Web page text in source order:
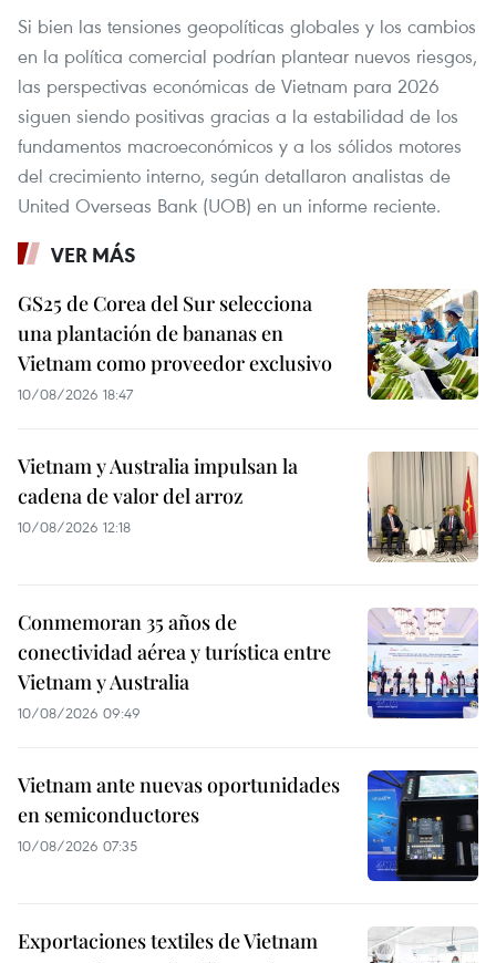
Si bien las tensiones geopolíticas globales y los cambios
en la política comercial podrían plantear nuevos riesgos,
las perspectivas económicas de Vietnam para 2026
siguen siendo positivas gracias a la estabilidad de los
fundamentos macroeconómicos y a los sólidos motores
del crecimiento interno, según detallaron analistas de
United Overseas Bank (UOB) en un informe reciente.
VER MÁS
GS25 de Corea del Sur selecciona
una plantación de bananas en
Vietnam como proveedor exclusivo
10/08/2026 18:47
Vietnam y Australia impulsan la
cadena de valor del arroz
10/08/2026 12:18
Conmemoran 35 años de
conectividad aérea y turística entre
Vietnam y Australia
10/08/2026 09:49
Vietnam ante nuevas oportunidades
en semiconductores
10/08/2026 07:35
Exportaciones textiles de Vietnam